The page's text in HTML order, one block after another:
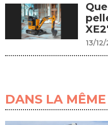
13/
DANS LA